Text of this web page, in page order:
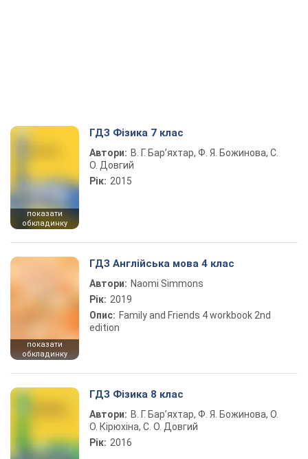
показати
обкладинку
ГДЗ Фізика 7 клас
Автори: В. Г. Бар’яхтар, Ф. Я. Божинова, С.
О. Довгий
Рік: 2015
показати
обкладинку
ГДЗ Англійська мова 4 клас
Автори: Naomi Simmons
Рік: 2019
Опис: Family and Friends 4 workbook 2nd
edition
ГДЗ Фізика 8 клас
Автори: В. Г. Бар’яхтар, Ф. Я. Божинова, О.
О. Кірюхіна, С. О. Довгий
Рік: 2016